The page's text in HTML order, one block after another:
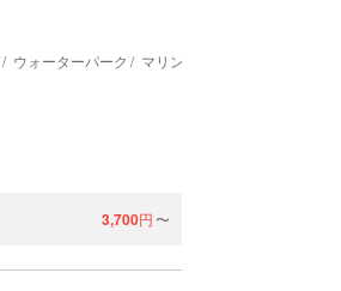
ウォーターパーク
マリンアクティビティ
3,700円 〜